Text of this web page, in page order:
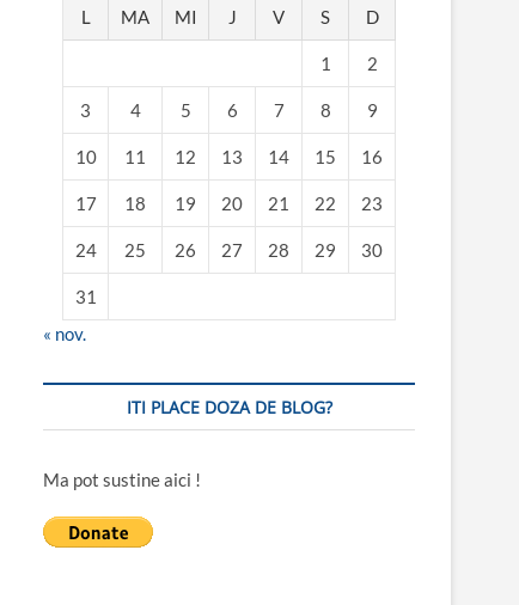
L MA MI J V S D
1 2
3 4 5 6 7 8 9
10 11 12 13 14 15 16
17 18 19 20 21 22 23
24 25 26 27 28 29 30
31
« nov.
ITI PLACE DOZA DE BLOG?
Ma pot sustine aici !